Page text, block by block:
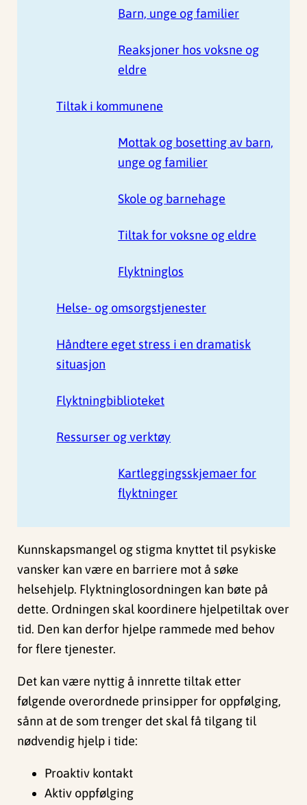
Barn, unge og familier
Reaksjoner hos voksne og
eldre
Tiltak i kommunene
Mottak og bosetting av barn,
unge og familier
Skole og barnehage
Tiltak for voksne og eldre
Flyktninglos
Helse- og omsorgstjenester
Håndtere eget stress i en dramatisk
situasjon
Flyktningbiblioteket
Ressurser og verktøy
Kartleggingsskjemaer for
flyktninger
Kunnskapsmangel og stigma knyttet til psykiske
vansker kan være en barriere mot å søke
helsehjelp. Flyktninglosordningen kan bøte på
dette. Ordningen skal koordinere hjelpetiltak over
tid. Den kan derfor hjelpe rammede med behov
for flere tjenester.
Det kan være nyttig å innrette tiltak etter
følgende overordnede prinsipper for oppfølging,
sånn at de som trenger det skal få tilgang til
nødvendig hjelp i tide:
Proaktiv kontakt
Aktiv oppfølging